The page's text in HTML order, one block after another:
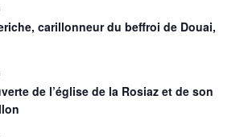
carillonneur du beffroi de Douai,
de l’église de la Rosiaz et de son